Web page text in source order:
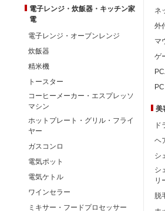
電子レンジ・炊飯器・キッチン家
電
電子レンジ・オーブンレンジ
炊飯器
精米機
トースター
コーヒーメーカー・エスプレッソ
マシン
ホットプレート・グリル・フライ
ヤー
ガスコンロ
電気ポット
電気ケトル
ワインセラー
ミキサー・フードプロセッサー
ネ
外
マ
ゲ
美
ド
ヘ
シ
シ
リ
脱